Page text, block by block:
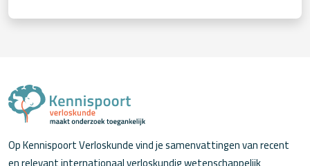
Op Kennispoort Verloskunde vind je samenvattingen van recent